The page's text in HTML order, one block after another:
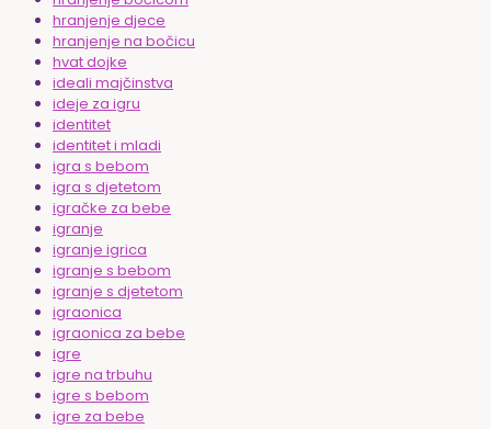
hranjenje djece
hranjenje na bočicu
hvat dojke
ideali majčinstva
ideje za igru
identitet
identitet i mladi
igra s bebom
igra s djetetom
igračke za bebe
igranje
igranje igrica
igranje s bebom
igranje s djetetom
igraonica
igraonica za bebe
igre
igre na trbuhu
igre s bebom
igre za bebe